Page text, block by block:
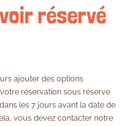
réservé
ajouter des options
réservation sous réserve
les 7 jours avant la date de
vous devez contacter notre